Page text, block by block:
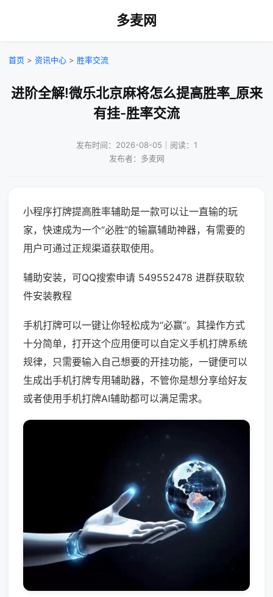
多麦网
首页 > 资讯中心 > 胜率交流
进阶全解!微乐北京麻将怎么提高胜率_原来
有挂-胜率交流
发布时间：2026-08-05｜阅读：1
发布者：多麦网
小程序打牌提高胜率辅助是一款可以让一直输的玩
家，快速成为一个“必胜”的输赢辅助神器，有需要的
用户可通过正规渠道获取使用。
辅助安装，可QQ搜索申请 549552478 进群获取软
件安装教程
手机打牌可以一键让你轻松成为“必赢”。其操作方式
十分简单，打开这个应用便可以自定义手机打牌系统
规律，只需要输入自己想要的开挂功能，一键便可以
生成出手机打牌专用辅助器，不管你是想分享给好友
或者使用手机打牌AI辅助都可以满足需求。